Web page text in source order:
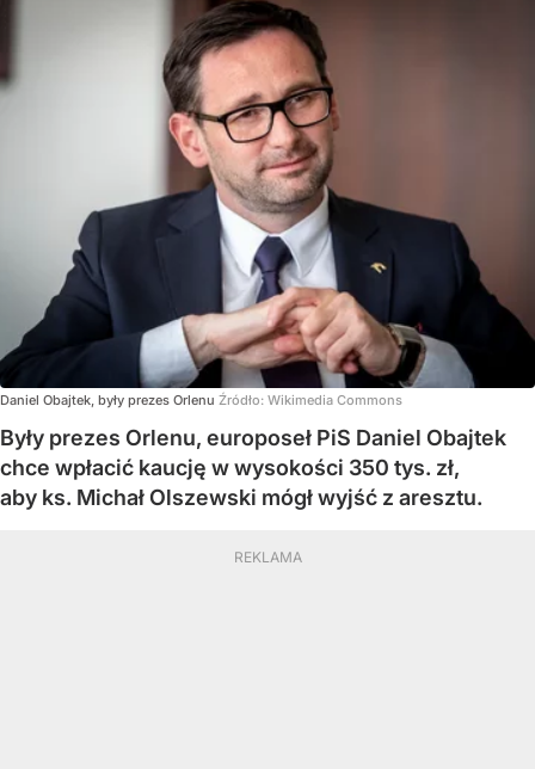
Daniel Obajtek, były prezes Orlenu Źródło: Wikimedia Commons
Były prezes Orlenu, europoseł PiS Daniel Obajtek
chce wpłacić kaucję w wysokości 350 tys. zł,
aby ks. Michał Olszewski mógł wyjść z aresztu.